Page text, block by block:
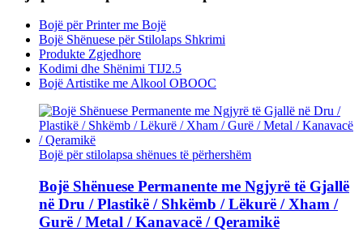
Bojë për Printer me Bojë
Bojë Shënuese për Stilolaps Shkrimi
Produkte Zgjedhore
Kodimi dhe Shënimi TIJ2.5
Bojë Artistike me Alkool OBOOC
Bojë për stilolapsa shënues të përhershëm
Bojë Shënuese Permanente me Ngjyrë të Gjallë
në Dru / Plastikë / Shkëmb / Lëkurë / Xham /
Gurë / Metal / Kanavacë / Qeramikë